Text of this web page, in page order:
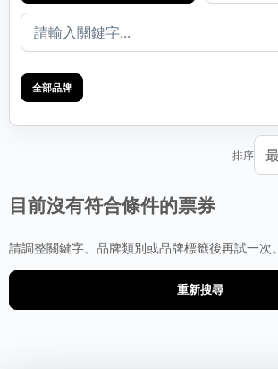
全部品牌
排序
目前沒有符合條件的票券
請調整關鍵字、品牌類別或品牌標籤後再試一次。
重新搜尋